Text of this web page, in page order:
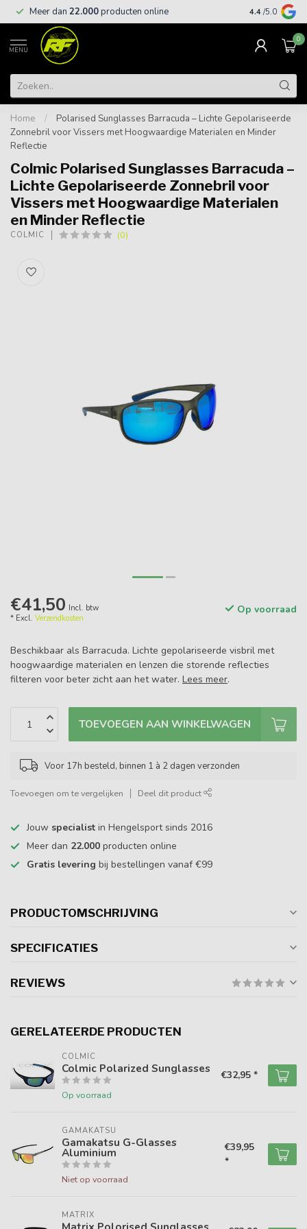
Meer dan 22.000producten online Gratis
4.4 /5.0
MENU
0
Home /
Polarised Sunglasses Barracuda – Lichte Gepolariseerde
Zonnebril voor Vissers met Hoogwaardige Materialen en Minder
Reflectie
Colmic Polarised Sunglasses Barracuda –
Lichte Gepolariseerde Zonnebril voor
Vissers met Hoogwaardige Materialen
en Minder Reflectie
COLMIC (0)
€41,50 Incl. btw
* Excl. Verzendkosten
Op voorraad
Beschikbaar als Barracuda. Lichte gepolariseerde visbril met
hoogwaardige materialen en lenzen die storende reflecties
filteren voor beter zicht aan het water. Lees meer.
TOEVOEGEN AAN WINKELWAGEN
Voor 17h besteld, binnen 1 à 2 dagen verzonden
Toevoegen om te vergelijken Deel dit product
Jouw specialist in Hengelsport sinds 2016
Meer dan 22.000 producten online
Gratis levering bij bestellingen vanaf €99
PRODUCTOMSCHRIJVING
SPECIFICATIES
REVIEWS
GERELATEERDE PRODUCTEN
COLMIC
Colmic Polarized Sunglasses
Op voorraad
€32,95 *
GAMAKATSU
Gamakatsu G-Glasses
Aluminium
Niet op voorraad
€39,95
*
MATRIX